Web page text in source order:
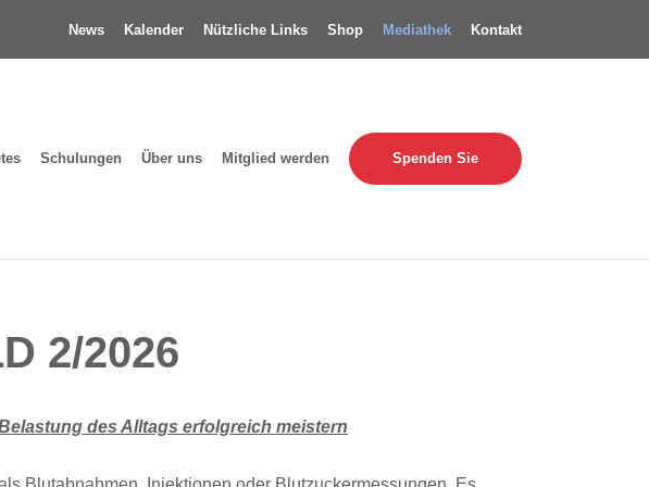
News Kalender Nützliche Links Shop Mediathek Kontakt
Schulungen Über uns Mitglied werden Spenden Sie
2/2026
des Alltags erfolgreich meistern